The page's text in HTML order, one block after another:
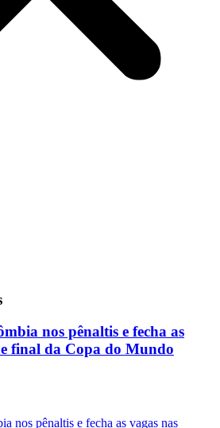
nos pênaltis e fecha as
final da Copa do Mundo